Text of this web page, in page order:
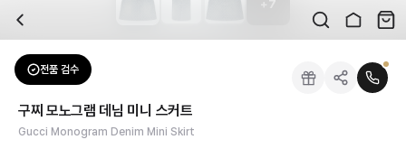
배송은 얼마나 걸리나요?
검수는 어떻게 진행되나요? 검수 사진을 받을 수 있나요?
전문 스태프가 실물 상품을 직접 확인한 후 검수 사진을 제공합니다. 가죽 재질,
교환이나 반품이 가능한가요?
수령 후 7일 이내 신청하시면 상품 하자, 사이즈 불일치, 고객 변심 모두 교환·반
쿠폰과 적립금을 함께 사용할 수 있나요?
브랜드:
성별:여성
색상:블루
가격:212,000원
구찌의 아이코닉한 GG 모노그램 패턴이 돋보이는 데님 미니 스커트로 당신의 룩
구찌 모노그램 데님 미니 스커트
7
전품 검수
Gucci스커트
구찌 모노그램 데님 미니 스커트
Gucci Monogram Denim Mini Skirt